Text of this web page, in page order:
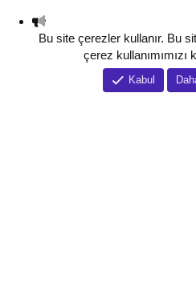
Bu site çerezler kullanır. Bu
çerez
Kabul